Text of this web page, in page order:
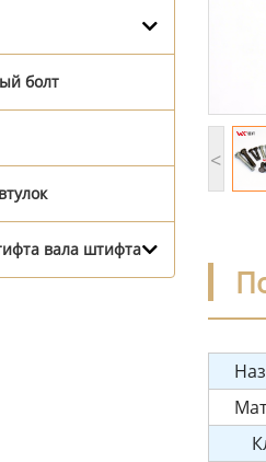
болт
вала штифта
<